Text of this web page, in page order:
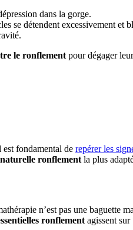
dans la gorge.
se détendent excessivement et
le ronflementpour dégager
est fondamental de repérer les
ronflementla plus
n’est pas une baguette
ronflement agissent